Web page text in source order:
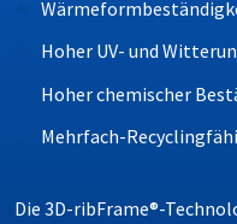
Hoher UV- und
Hoher chemischer
Mehrfach-
Die 3D-ribFrame®-